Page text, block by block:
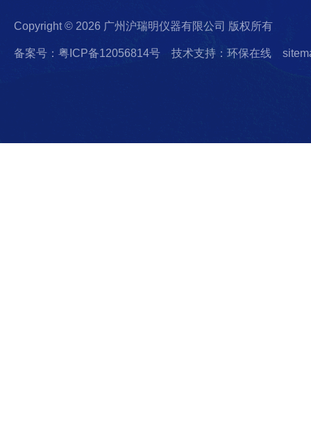
Copyright © 2026 广州沪瑞明仪器有限公司 版权所有
备案号：粤ICP备12056814号 技术支持：环保在线